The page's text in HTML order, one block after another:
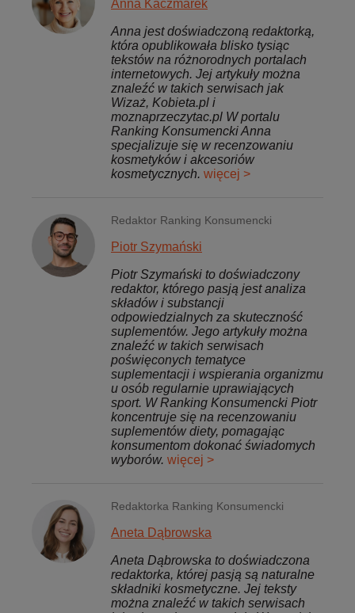
Anna Kaczmarek
Anna jest doświadczoną redaktorką,
która opublikowała blisko tysiąc
tekstów na różnorodnych portalach
internetowych. Jej artykuły można
znaleźć w takich serwisach jak
Wizaż, Kobieta.pl i
moznaprzeczytac.pl W portalu
Ranking Konsumencki Anna
specjalizuje się w recenzowaniu
kosmetyków i akcesoriów
kosmetycznych. więcej >
Redaktor Ranking Konsumencki
Piotr Szymański
Piotr Szymański to doświadczony
redaktor, którego pasją jest analiza
składów i substancji
odpowiedzialnych za skuteczność
suplementów. Jego artykuły można
znaleźć w takich serwisach
poświęconych tematyce
suplementacji i wspierania organizmu
u osób regularnie uprawiających
sport. W Ranking Konsumencki Piotr
koncentruje się na recenzowaniu
suplementów diety, pomagając
konsumentom dokonać świadomych
wyborów. więcej >
Redaktorka Ranking Konsumencki
Aneta Dąbrowska
Aneta Dąbrowska to doświadczona
redaktorka, której pasją są naturalne
składniki kosmetyczne. Jej teksty
można znaleźć w takich serwisach